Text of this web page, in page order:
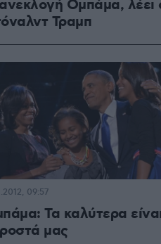
Ομπάμα, λέει
Τραμπ
Τα καλύτερα
μας
09:57